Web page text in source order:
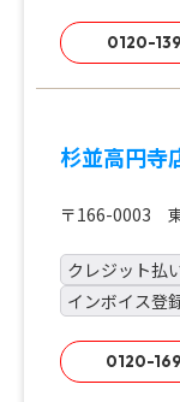
0120-
杉並高円寺
〒166-0003
クレジット払
インボイス登
0120-